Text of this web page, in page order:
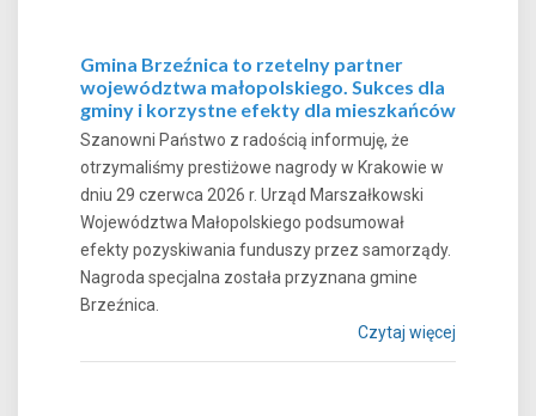
Gmina Brzeźnica to rzetelny partner
województwa małopolskiego. Sukces dla
gminy i korzystne efekty dla mieszkańców
Szanowni Państwo z radością informuję, że
otrzymaliśmy prestiżowe nagrody w Krakowie w
dniu 29 czerwca 2026 r. Urząd Marszałkowski
Województwa Małopolskiego podsumował
efekty pozyskiwania funduszy przez samorządy.
Nagroda specjalna została przyznana gmine
Brzeźnica.
Czytaj więcej